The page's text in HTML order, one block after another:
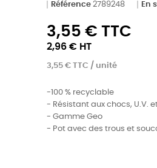
Référence 2789248 En
3,55 € TTC
2,96 € HT
3,55 € TTC / unité
-100 % recyclable
- Résistant aux chocs, U.V.
- Gamme Geo
- Pot avec des trous et